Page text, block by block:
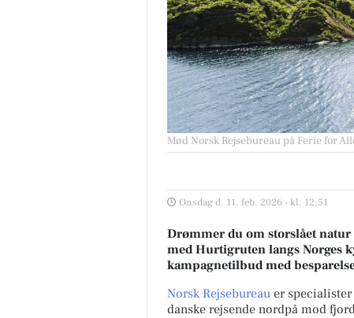
Mød Norsk Rejsebureau på Ferie for
Onsdag d. 11. feb. 2026 - kl. 12:51
Drømmer du om storslået natur
med Hurtigruten langs Norges
kampagnetilbud med
Norsk Rejsebureau er
danske rejsende nordpå mod